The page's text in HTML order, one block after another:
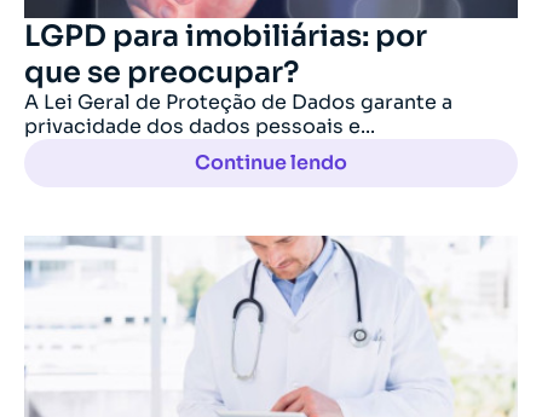
LGPD para imobiliárias: por
que se preocupar?
A Lei Geral de Proteção de Dados garante a
privacidade dos dados pessoais e...
Continue lendo